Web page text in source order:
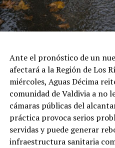
herramientas para el
llegar con mayor rapidez a
y generar información
decisiones en materia de
riesgo.
En la misma línea, la
sostuvo que fortalecer a
decisión estratégica, ya que
Ante el pronóstico de un
afectará a la Región de Los
miércoles, Aguas Décima
comunidad de Valdivia a no
cámaras públicas del
práctica provoca serios
servidas y puede generar
infraestructura sanitaria